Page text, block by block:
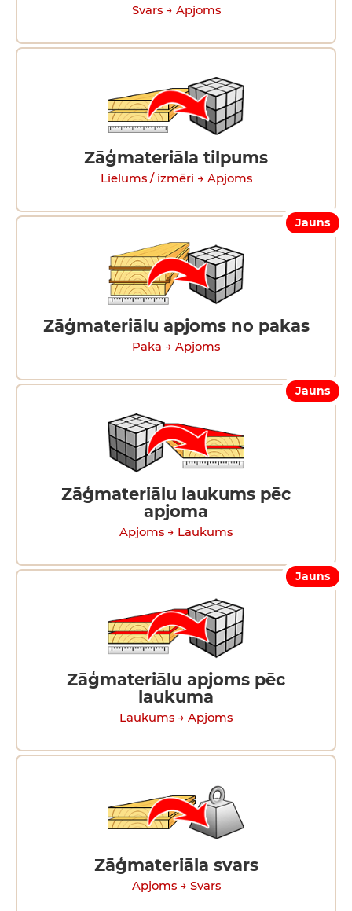
Svars → Apjoms
Zāģmateriāla tilpums
Lielums / izmēri → Apjoms
Jauns
Zāģmateriālu apjoms no pakas
Paka → Apjoms
Jauns
Zāģmateriālu laukums pēc
apjoma
Apjoms → Laukums
Jauns
Zāģmateriālu apjoms pēc
laukuma
Laukums → Apjoms
Zāģmateriāla svars
Apjoms → Svars